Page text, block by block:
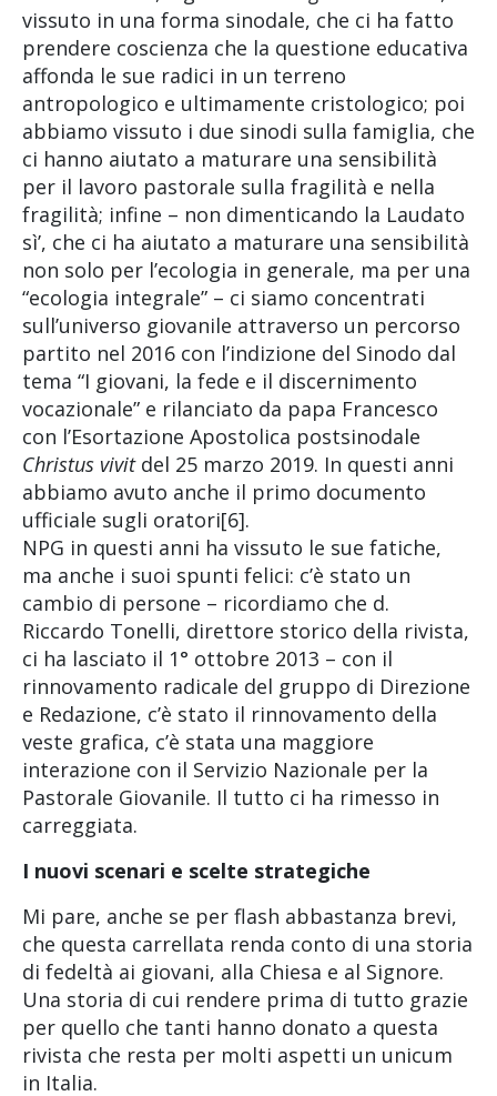
vissuto in una forma sinodale, che ci ha fatto
prendere coscienza che la questione educativa
affonda le sue radici in un terreno
antropologico e ultimamente cristologico; poi
abbiamo vissuto i due sinodi sulla famiglia, che
ci hanno aiutato a maturare una sensibilità
per il lavoro pastorale sulla fragilità e nella
fragilità; infine – non dimenticando la Laudato
sì’, che ci ha aiutato a maturare una sensibilità
non solo per l’ecologia in generale, ma per una
“ecologia integrale” – ci siamo concentrati
sull’universo giovanile attraverso un percorso
partito nel 2016 con l’indizione del Sinodo dal
tema “I giovani, la fede e il discernimento
vocazionale” e rilanciato da papa Francesco
con l’Esortazione Apostolica postsinodale
Christus vivitdel 25 marzo 2019. In questi anni
abbiamo avuto anche il primo documento
ufficiale sugli oratori[6].
NPG in questi anni ha vissuto le sue fatiche,
ma anche i suoi spunti felici: c’è stato un
cambio di persone – ricordiamo che d.
Riccardo Tonelli, direttore storico della rivista,
ci ha lasciato il 1° ottobre 2013 – con il
rinnovamento radicale del gruppo di Direzione
e Redazione, c’è stato il rinnovamento della
veste grafica, c’è stata una maggiore
interazione con il Servizio Nazionale per la
Pastorale Giovanile. Il tutto ci ha rimesso in
carreggiata.
I nuovi scenari e scelte strategiche
Mi pare, anche se per flash abbastanza brevi,
che questa carrellata renda conto di una storia
di fedeltà ai giovani, alla Chiesa e al Signore.
Una storia di cui rendere prima di tutto grazie
per quello che tanti hanno donato a questa
rivista che resta per molti aspetti un unicum
in Italia.